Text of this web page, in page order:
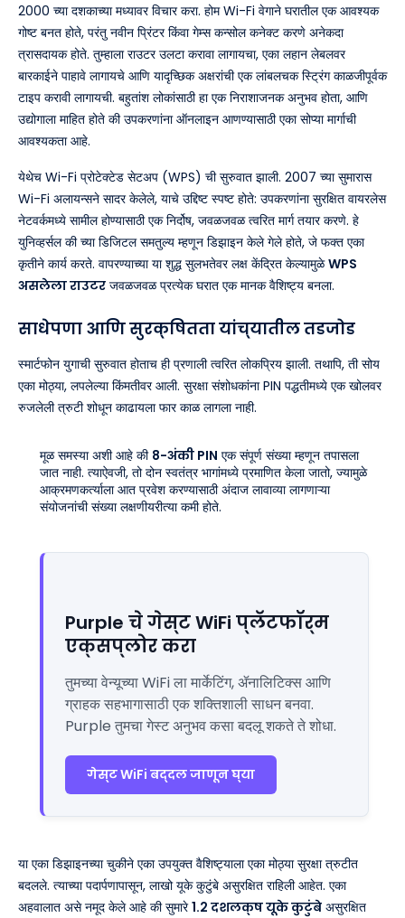
2000 च्या दशकाच्या मध्यावर विचार करा. होम Wi-Fi वेगाने घरातील एक आवश्यक
गोष्ट बनत होते, परंतु नवीन प्रिंटर किंवा गेम्स कन्सोल कनेक्ट करणे अनेकदा
त्रासदायक होते. तुम्हाला राउटर उलटा करावा लागायचा, एका लहान लेबलवर
बारकाईने पाहावे लागायचे आणि यादृच्छिक अक्षरांची एक लांबलचक स्ट्रिंग काळजीपूर्वक
टाइप करावी लागायची. बहुतांश लोकांसाठी हा एक निराशाजनक अनुभव होता, आणि
उद्योगाला माहित होते की उपकरणांना ऑनलाइन आणण्यासाठी एका सोप्या मार्गाची
आवश्यकता आहे.
येथेच Wi-Fi प्रोटेक्टेड सेटअप (WPS) ची सुरुवात झाली. 2007 च्या सुमारास
Wi-Fi अलायन्सने सादर केलेले, याचे उद्दिष्ट स्पष्ट होते: उपकरणांना सुरक्षित वायरलेस
नेटवर्कमध्ये सामील होण्यासाठी एक निर्दोष, जवळजवळ त्वरित मार्ग तयार करणे. हे
युनिव्हर्सल की च्या डिजिटल समतुल्य म्हणून डिझाइन केले गेले होते, जे फक्त एका
कृतीने कार्य करते. वापरण्याच्या या शुद्ध सुलभतेवर लक्ष केंद्रित केल्यामुळेWPS
असलेला राउटर जवळजवळ प्रत्येक घरात एक मानक वैशिष्ट्य बनला.
साधेपणा आणि सुरक्षितता यांच्यातील तडजोड
स्मार्टफोन युगाची सुरुवात होताच ही प्रणाली त्वरित लोकप्रिय झाली. तथापि, ती सोय
एका मोठ्या, लपलेल्या किंमतीवर आली. सुरक्षा संशोधकांना PIN पद्धतीमध्ये एक खोलवर
रुजलेली त्रुटी शोधून काढायला फार काळ लागला नाही.
मूळ समस्या अशी आहे की 8-अंकी PIN एक संपूर्ण संख्या म्हणून तपासला
जात नाही. त्याऐवजी, तो दोन स्वतंत्र भागांमध्ये प्रमाणित केला जातो, ज्यामुळे
आक्रमणकर्त्याला आत प्रवेश करण्यासाठी अंदाज लावाव्या लागणाऱ्या
संयोजनांची संख्या लक्षणीयरीत्या कमी होते.
Purple चे गेस्ट WiFi प्लॅटफॉर्म
एक्सप्लोर करा
तुमच्या वेन्यूच्या WiFi ला मार्केटिंग, ॲनालिटिक्स आणि
ग्राहक सहभागासाठी एक शक्तिशाली साधन बनवा.
Purple तुमचा गेस्ट अनुभव कसा बदलू शकते ते शोधा.
गेस्ट WiFi बद्दल जाणून घ्या
या एका डिझाइनच्या चुकीने एका उपयुक्त वैशिष्ट्याला एका मोठ्या सुरक्षा त्रुटीत
बदलले. त्याच्या पदार्पणापासून, लाखो यूके कुटुंबे असुरक्षित राहिली आहेत. एका
अहवालात असे नमूद केले आहे की सुमारे1.2 दशलक्ष यूके कुटुंबे असुरक्षित